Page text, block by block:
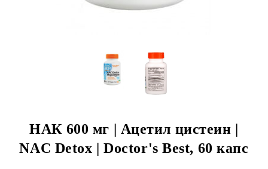
НАК 600 мг | Ацетил цистеин |
NAC Detox | Doctor's Best, 60 капс